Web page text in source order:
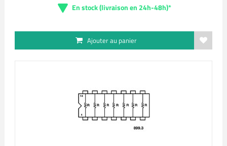
En stock (livraison en 24h-48h)*
Ajouter au panier